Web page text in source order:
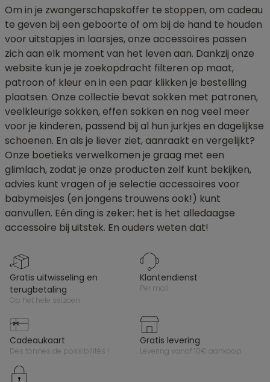
Om in je zwangerschapskoffer te stoppen, om cadeau
te geven bij een geboorte of om bij de hand te houden
voor uitstapjes in laarsjes, onze accessoires passen
zich aan elk moment van het leven aan. Dankzij onze
website kun je je zoekopdracht filteren op maat,
patroon of kleur en in een paar klikken je bestelling
plaatsen. Onze collectie bevat sokken met patronen,
veelkleurige sokken, effen sokken en nog veel meer
voor je kinderen, passend bij al hun jurkjes en dagelijkse
schoenen. En als je liever ziet, aanraakt en vergelijkt?
Onze boetieks verwelkomen je graag met een
glimlach, zodat je onze producten zelf kunt bekijken,
advies kunt vragen of je selectie accessoires voor
babymeisjes (en jongens trouwens ook!) kunt
aanvullen. Eén ding is zeker: het is het alledaagse
accessoire bij uitstek. En ouders weten dat!
gratis uitwisseling en
terugbetaling
op het hele seizoen
klantendienst
per mail
cadeaukaart
des tonnes de possibilités !
gratis levering
levering vanaf 10€ aankoop